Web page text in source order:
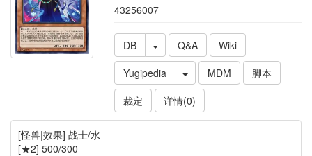
43256007
DB Q&A
Wiki
Yugipedia
MDM
脚本
裁定
详情(0)
[怪兽|效果] 战士/水
[★2] 500/300